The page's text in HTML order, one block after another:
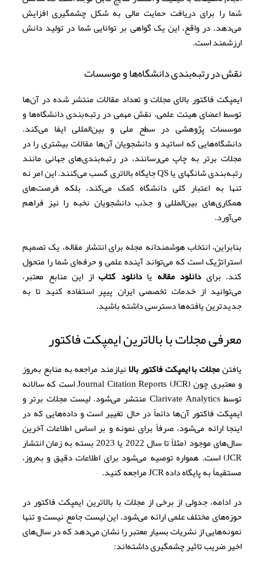
شما را برای دریافت حمایت مالی به شکل چشمگیری افزایش
می‌دهد. در واقع، این یک گواهی بر توانایی شما در تولید دانش
ارزشمند است.
نقش در رتبه‌بندی دانشگاه‌ها و موسسات
ایمپکت فاکتور بالای مجلات و تعداد مقالات منتشر شده در آن‌ها
توسط اعضای هیئت علمی، نقش مهمی در رتبه‌بندی دانشگاه‌ها و
موسسات پژوهشی در سطح ملی و بین‌المللی ایفا می‌کند.
دانشگاه‌هایی که اساتید و دانشجویان آن‌ها مقالات بیشتری را در
مجلات برتر به چاپ می‌رسانند، در رتبه‌بندی‌های جهانی مانند
رتبه‌بندی شانگهای یا QS جایگاه بالاتری کسب می‌کنند. این امر نه
تنها به اعتبار کلی دانشگاه کمک می‌کند، بلکه فرصت‌های
همکاری‌های بین‌المللی و جذب دانشجویان نخبه را نیز فراهم
می‌آورد.
بنابراین، انتخاب هوشمندانه مجله برای انتشار مقاله، یک تصمیم
استراتژیک است که می‌تواند آینده علمی و حرفه‌ای شما را متحول
کند. برایدانلود مقاله یادانلود کتاب از این منابع معتبر،
می‌توانید از خدمات تخصصی ایران پیپر استفاده کنید تا به
جدیدترین یافته‌ها دسترسی داشته باشید.
معرفی مجلات با بالاترین ایمپکت فاکتور
یافتنمجلات با ایمپکت فاکتور بالا نیازمند مراجعه به منابع به‌روز
و معتبری چون Journal Citation Reports (JCR) است که سالانه
توسط Clarivate Analytics منتشر می‌شود. لیست مجلات برتر و
ایمپکت فاکتور آن‌ها دائماً در حال تغییر است و داده‌هایی که در
اینجا ارائه می‌شود، صرفاً برای نمونه و بر اساس اطلاعات آخرین
سال‌های موجود (مثلاً تا سال 2022 یا 2023 بسته به زمان انتشار
JCR) است. همواره توصیه می‌شود برای اطلاعات دقیق و به‌روز،
مستقیماً به پایگاه داده JCR مراجعه کنید.
در ادامه، جدولی از برخی از مجلات با بالاترین ایمپکت فاکتور در
حوزه‌های مختلف علمی ارائه می‌شود. این لیست جامع نیست و تنها
نمونه‌هایی از نشریات بسیار معتبر را نشان می‌دهد که در سال‌های
اخیر ضریب تاثیر چشمگیری داشته‌اند: